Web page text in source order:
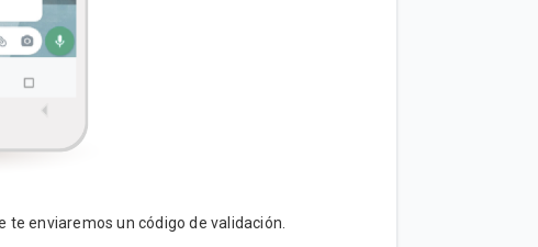
te enviaremos un código de validación.